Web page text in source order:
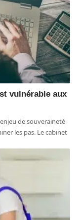
vulnérable aux
de souveraineté
les pas. Le cabinet